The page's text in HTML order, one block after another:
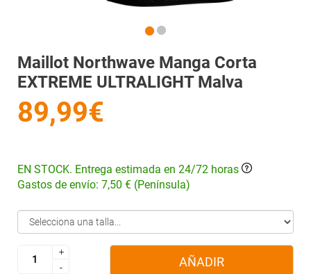
Maillot Northwave Manga Corta
EXTREME ULTRALIGHT Malva
89,99€
EN STOCK. Entrega estimada en 24/72 horas
Gastos de envío: 7,50 € (Península)
+
-
+
-
AÑADIR